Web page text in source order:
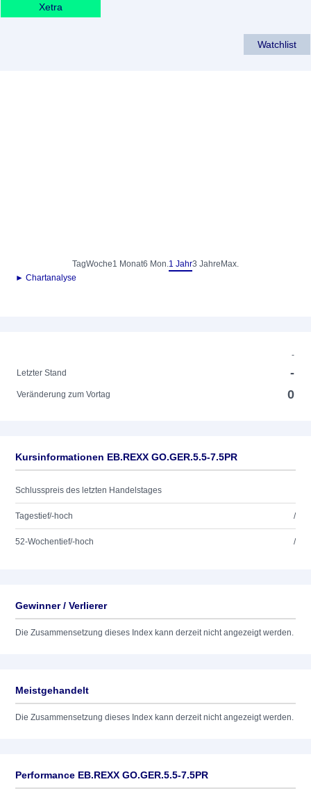
Xetra
Watchlist
TagWoche1 Monat6 Mon.1 Jahr3 Jahre Max.
► Chartanalyse
-
Letzter Stand
-
Veränderung zum Vortag 0
Kursinformationen EB.REXX GO.GER.5.5-7.5PR
Schlusspreis des letzten Handelstages
Tagestief/-hoch /
52-Wochentief/-hoch /
Gewinner / Verlierer
Die Zusammensetzung dieses Index kann derzeit nicht angezeigt werden.
Meistgehandelt
Die Zusammensetzung dieses Index kann derzeit nicht angezeigt werden.
Performance EB.REXX GO.GER.5.5-7.5PR